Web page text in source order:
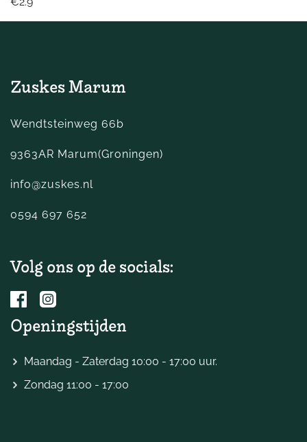
Zuskes Marum
Wendtsteinweg 66b
9363AR Marum(Groningen)
info@zuskes.nl
0594 697 652
Volg ons op de socials:
Openingstijden
Maandag - Zaterdag 10:00 - 17:00 uur.
Zondag 11:00 - 17:00